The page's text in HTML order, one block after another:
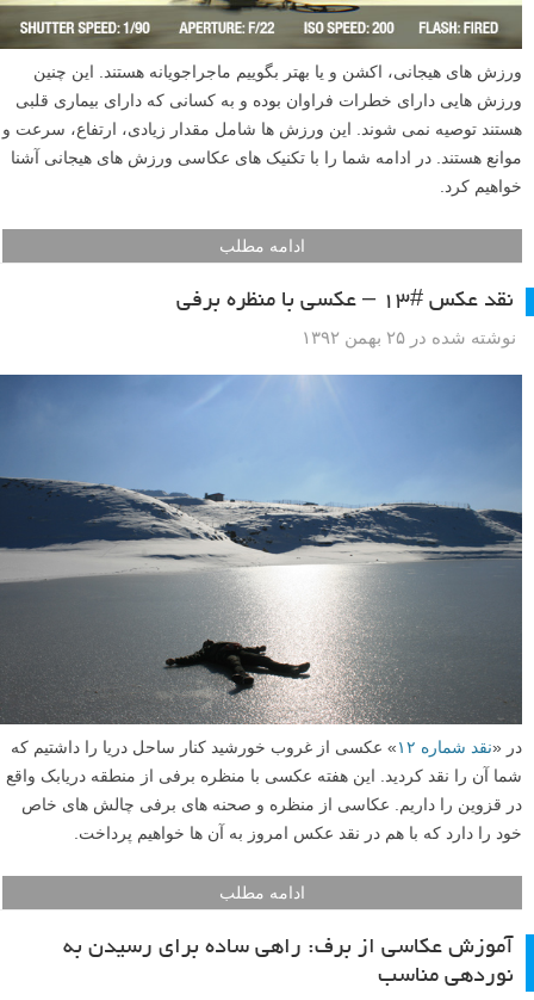
ورزش های هیجانی، اکشن و یا بهتر بگوییم ماجراجویانه هستند. این چنین
ورزش هایی دارای خطرات فراوان بوده و به کسانی که دارای بیماری قلبی
هستند توصیه نمی شوند. این ورزش ها شامل مقدار زیادی، ارتفاع، سرعت و
موانع هستند. در ادامه شما را با تکنیک های عکاسی ورزش های هیجانی آشنا
خواهیم کرد.
ادامه مطلب
نقد عکس #۱۳ – عکسی با منظره برفی
نوشته شده در ۲۵ بهمن ۱۳۹۲
در «نقد شماره ۱۲
» عکسی از غروب خورشید کنار ساحل دریا را داشتیم که
شما آن را نقد کردید. این هفته عکسی با منظره برفی از منطقه دریابک واقع
در قزوین را داریم. عکاسی از منظره و صحنه های برفی چالش های خاص
خود را دارد که با هم در نقد عکس امروز به آن ها خواهیم پرداخت.
ادامه مطلب
آموزش عکاسی از برف: راهی ساده برای رسیدن به
نوردهی مناسب